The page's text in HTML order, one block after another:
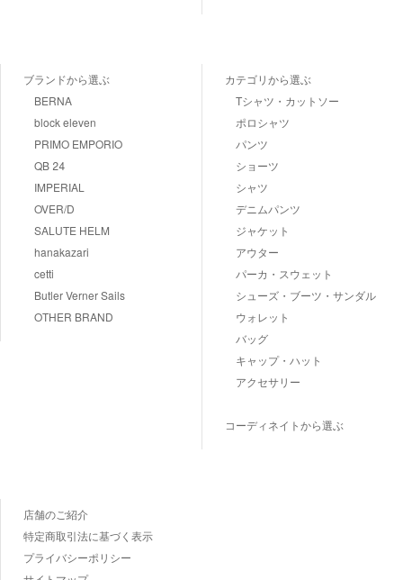
ブランドから選ぶ
BERNA
block eleven
PRIMO EMPORIO
QB 24
IMPERIAL
OVER/D
SALUTE HELM
hanakazari
cetti
Butler Verner Sails
OTHER BRAND
カテゴリから選ぶ
Tシャツ・カットソー
ポロシャツ
パンツ
ショーツ
シャツ
デニムパンツ
ジャケット
アウター
パーカ・スウェット
シューズ・ブーツ・サンダル
ウォレット
バッグ
キャップ・ハット
アクセサリー
コーディネイトから選ぶ
店舗のご紹介
特定商取引法に基づく表示
プライバシーポリシー